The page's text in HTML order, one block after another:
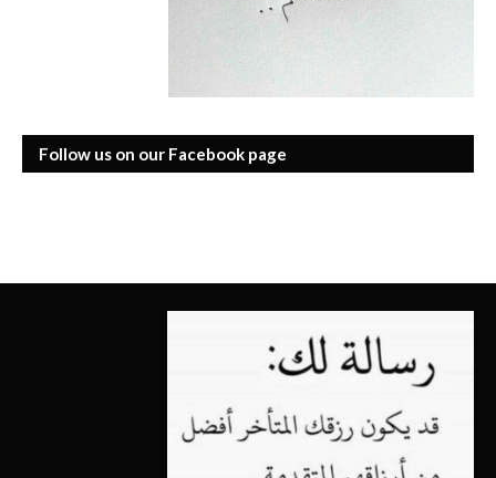
Follow us on our Facebook page